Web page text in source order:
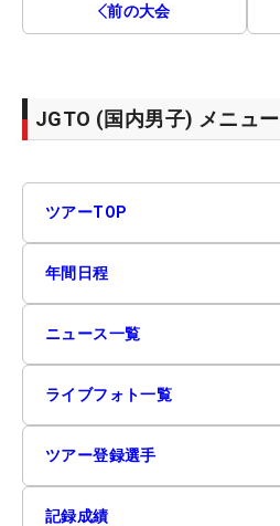
前の大会
JGTO (国内男子) メニュー
ツアーTOP
年間日程
ニュース一覧
ライブフォト一覧
ツアー登録選手
記録成績